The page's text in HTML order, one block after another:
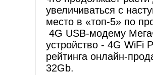
увеличиваться с
место в «топ-5» по
4G USB-модему
устройство - 4G WiFi
рейтинга онлайн-
32Gb.